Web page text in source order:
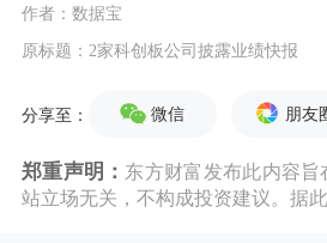
作者：数据宝
原标题：2家科创板公司披露业绩快报
分享至： 微信 朋友
郑重声明： 东方财富发布此内容
站立场无关，不构成投资建议。据